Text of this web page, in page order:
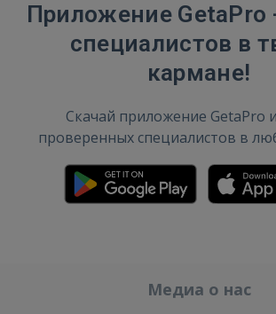
Приложение GetaPro
специалистов в
кармане!
Скачай приложение GetaPro
проверенных специалистов в
Медиа о нас